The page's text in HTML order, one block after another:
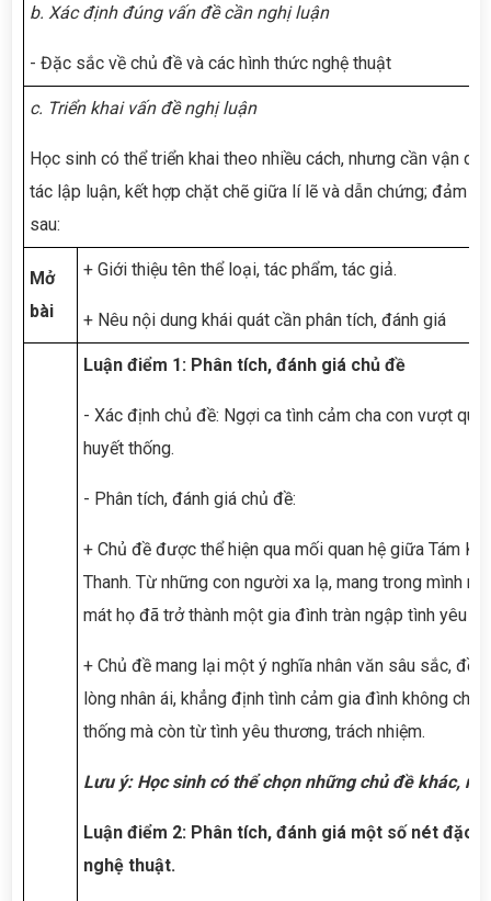
b. Xác định đúng vấn đề cần nghị luận
- Đặc sắc về chủ đề và các hình thức nghệ thuật
c. Triển khai vấn đề nghị luận
Học sinh có thể triển khai theo nhiều cách, nhưng cần vận
tác lập luận, kết hợp chặt chẽ giữa lí lẽ và dẫn chứng; đảm
sau:
Mở
bài
+ Giới thiệu tên thể loại, tác phẩm, tác giả.
+ Nêu nội dung khái quát cần phân tích, đánh giá
Luận điểm 1: Phân tích, đánh giá chủ đề
- Xác định chủ đề: Ngợi ca tình cảm cha con vượt
huyết thống.
- Phân tích, đánh giá chủ đề:
+ Chủ đề được thể hiện qua mối quan hệ giữa Tám
Thanh. Từ những con người xa lạ, mang trong mình
mát họ đã trở thành một gia đình tràn ngập tình yêu
+ Chủ đề mang lại một ý nghĩa nhân văn sâu sắc, đề
lòng nhân ái, khẳng định tình cảm gia đình không chỉ
thống mà còn từ tình yêu thương, trách nhiệm.
Lưu ý: Học sinh có thể chọn những chủ đề khác,
Luận điểm 2: Phân tích, đánh giá một số nét đặc
nghệ thuật.